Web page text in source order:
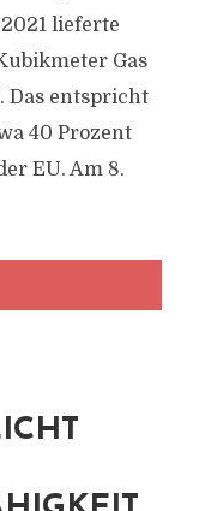
lieferte
Gas
Das entspricht
40 Prozent
EU. Am 8.